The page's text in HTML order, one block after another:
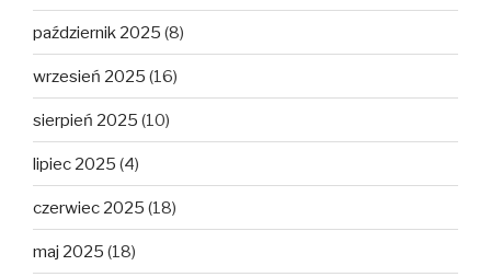
październik 2025 (8)
wrzesień 2025 (16)
sierpień 2025 (10)
lipiec 2025 (4)
czerwiec 2025 (18)
maj 2025 (18)